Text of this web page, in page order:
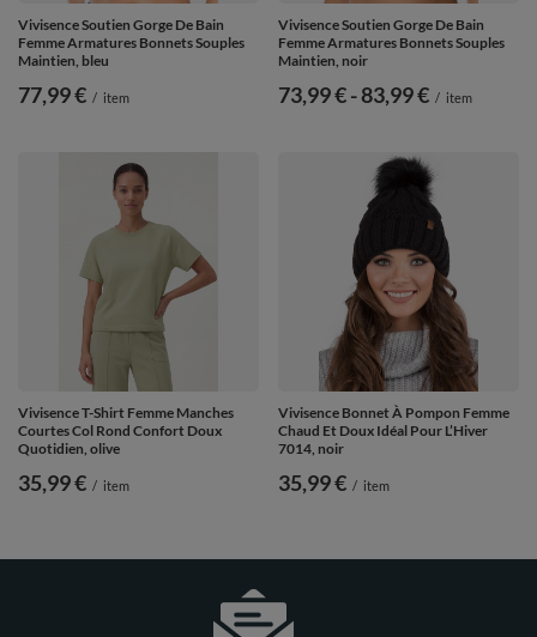
Vivisence Soutien Gorge De Bain
Femme Armatures Bonnets Souples
Maintien, bleu
77,99 € / item
Vivisence Soutien Gorge De Bain
Femme Armatures Bonnets Souples
Maintien, noir
de
73,99 €-vers le bas
83,99 € / item
Vivisence T-Shirt Femme Manches
Courtes Col Rond Confort Doux
Quotidien, olive
35,99 € / item
Vivisence Bonnet À Pompon Femme
Chaud Et Doux Idéal Pour L’Hiver
7014, noir
35,99 € / item